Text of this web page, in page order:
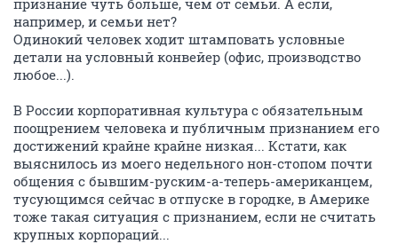
признание чуть больше, чем от семьи. А если,
например, и семьи нет?
Одинокий человек ходит штамповать условные
детали на условный конвейер (офис, производство
любое...).
В России корпоративная культура с обязательным
поощрением человека и публичным признанием его
достижений крайне крайне низкая... Кстати, как
выяснилось из моего недельного нон-стопом почти
общения с бывшим-руским-а-теперь-американцем,
тусующимся сейчас в отпуске в городке, в Америке
тоже такая ситуация с признанием, если не считать
крупных корпораций...